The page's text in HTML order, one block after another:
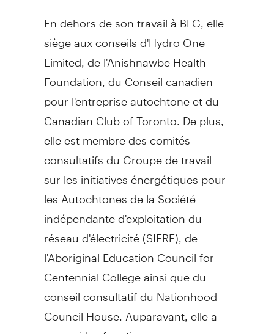
En dehors de son travail à BLG, elle
siège aux conseils d'Hydro One
Limited, de l'Anishnawbe Health
Foundation, du Conseil canadien
pour l'entreprise autochtone et du
Canadian Club ofToronto . De plus,
elle est membre des comités
consultatifs du Groupe de travail
sur les initiatives énergétiques pour
les Autochtones de la Société
indépendante d'exploitation du
réseau d'électricité (SIERE), de
l'Aboriginal Education Council for
Centennial College ainsi que du
conseil consultatif du Nationhood
Council House. Auparavant, elle a